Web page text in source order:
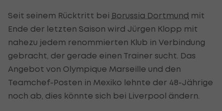
Seit seinem Rücktritt bei Borussia Dortmund mit
Ende der letzten Saison wird Jürgen Klopp mit
nahezu jedem renommierten Klub in Verbindung
gebracht, der gerade einen Trainer sucht. Das
Angebot von Olympique Marseille und den
Teamchef-Posten in Mexiko lehnte der 48-Jährige
noch ab, dies könnte sich bei Liverpool ändern.